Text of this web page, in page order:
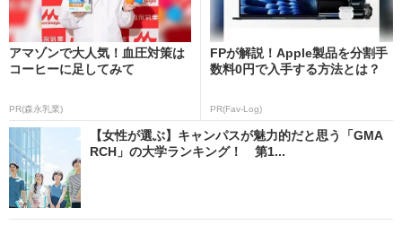
アマゾンで大人気！血圧対策は
コーヒーに足してみて
PR(森永乳業)
FPが解説！Apple製品を分割手
数料0円で入手する方法とは？
PR(Fav-Log)
【女性が選ぶ】キャンパスが魅力的だと思う「GMA
RCH」の大学ランキング！ 第1...